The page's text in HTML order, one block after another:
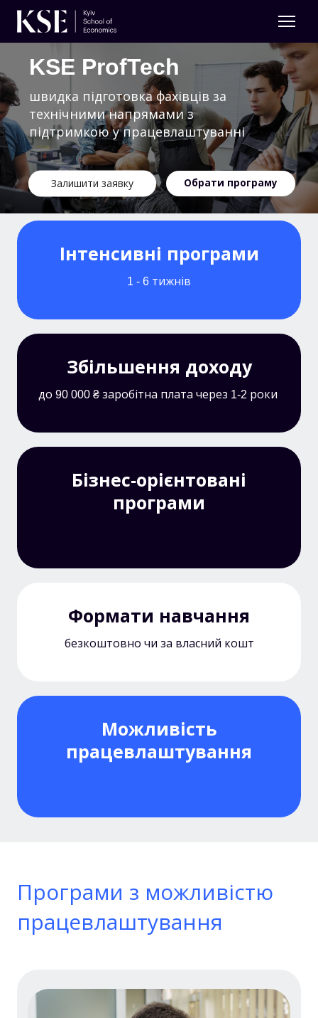
Обрати програму
Залишити заявку
KSE ProfTech
швидка підготовка фахівців за
технічними напрямами з
підтримкою у працевлаштуванні
Інтенсивні програми
1 - 6 тижнів
Збільшення доходу
до 90 000 ₴ заробітна плата через 1-2 роки
Бізнес-орієнтовані
програми
Формати навчання
безкоштовно чи за власний кошт
Можливість
працевлаштування
Програми з можливістю
працевлаштування